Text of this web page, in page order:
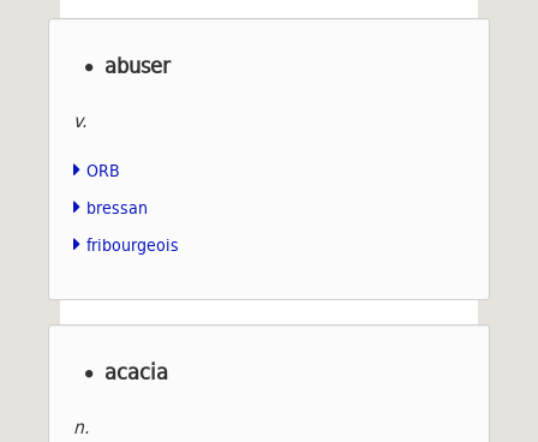
abuser
v.
ORB
bressan
fribourgeois
acacia
n.